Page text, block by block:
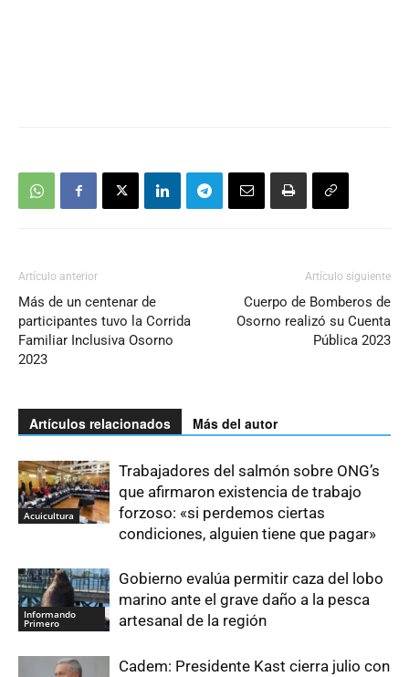
Artículo anterior
Más de un centenar de
participantes tuvo la Corrida
Familiar Inclusiva Osorno
2023
Artículo siguiente
Cuerpo de Bomberos de
Osorno realizó su Cuenta
Pública 2023
Artículos relacionados Más del autor
Acuicultura
Trabajadores del salmón sobre ONG’s
que afirmaron existencia de trabajo
forzoso: «si perdemos ciertas
condiciones, alguien tiene que pagar»
Informando
Primero
Gobierno evalúa permitir caza del lobo
marino ante el grave daño a la pesca
artesanal de la región
Cadem: Presidente Kast cierra julio con